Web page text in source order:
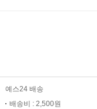
예스24 배송
배송비 : 2,500원